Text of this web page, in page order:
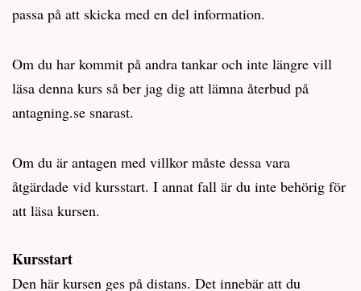
passa på att skicka med en del information.
Om du har kommit på andra tankar och inte längre vill
läsa denna kurs så ber jag dig att lämna återbud på
antagning.se snarast.
Om du är antagen med villkor måste dessa vara
åtgärdade vid kursstart. I annat fall är du inte behörig för
att läsa kursen.
Kursstart
Den här kursen ges på distans. Det innebär att du